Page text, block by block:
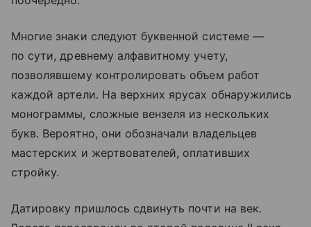
Многие знаки следуют буквенной системе —
по сути, древнему алфавитному учету,
позволявшему контролировать объем работ
каждой артели. На верхних ярусах обнаружились
монограммы, сложные вензеля из нескольких
букв. Вероятно, они обозначали владельцев
мастерских и жертвователей, оплативших
стройку.
Датировку пришлось сдвинуть почти на век.